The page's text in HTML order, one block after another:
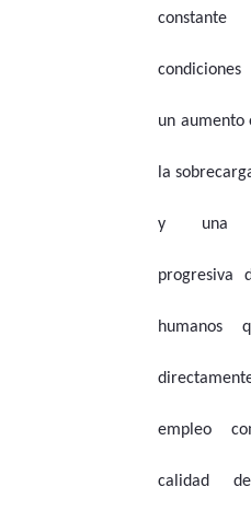
un aumento
la
y una
progresiva
humanos
empleo
calidad